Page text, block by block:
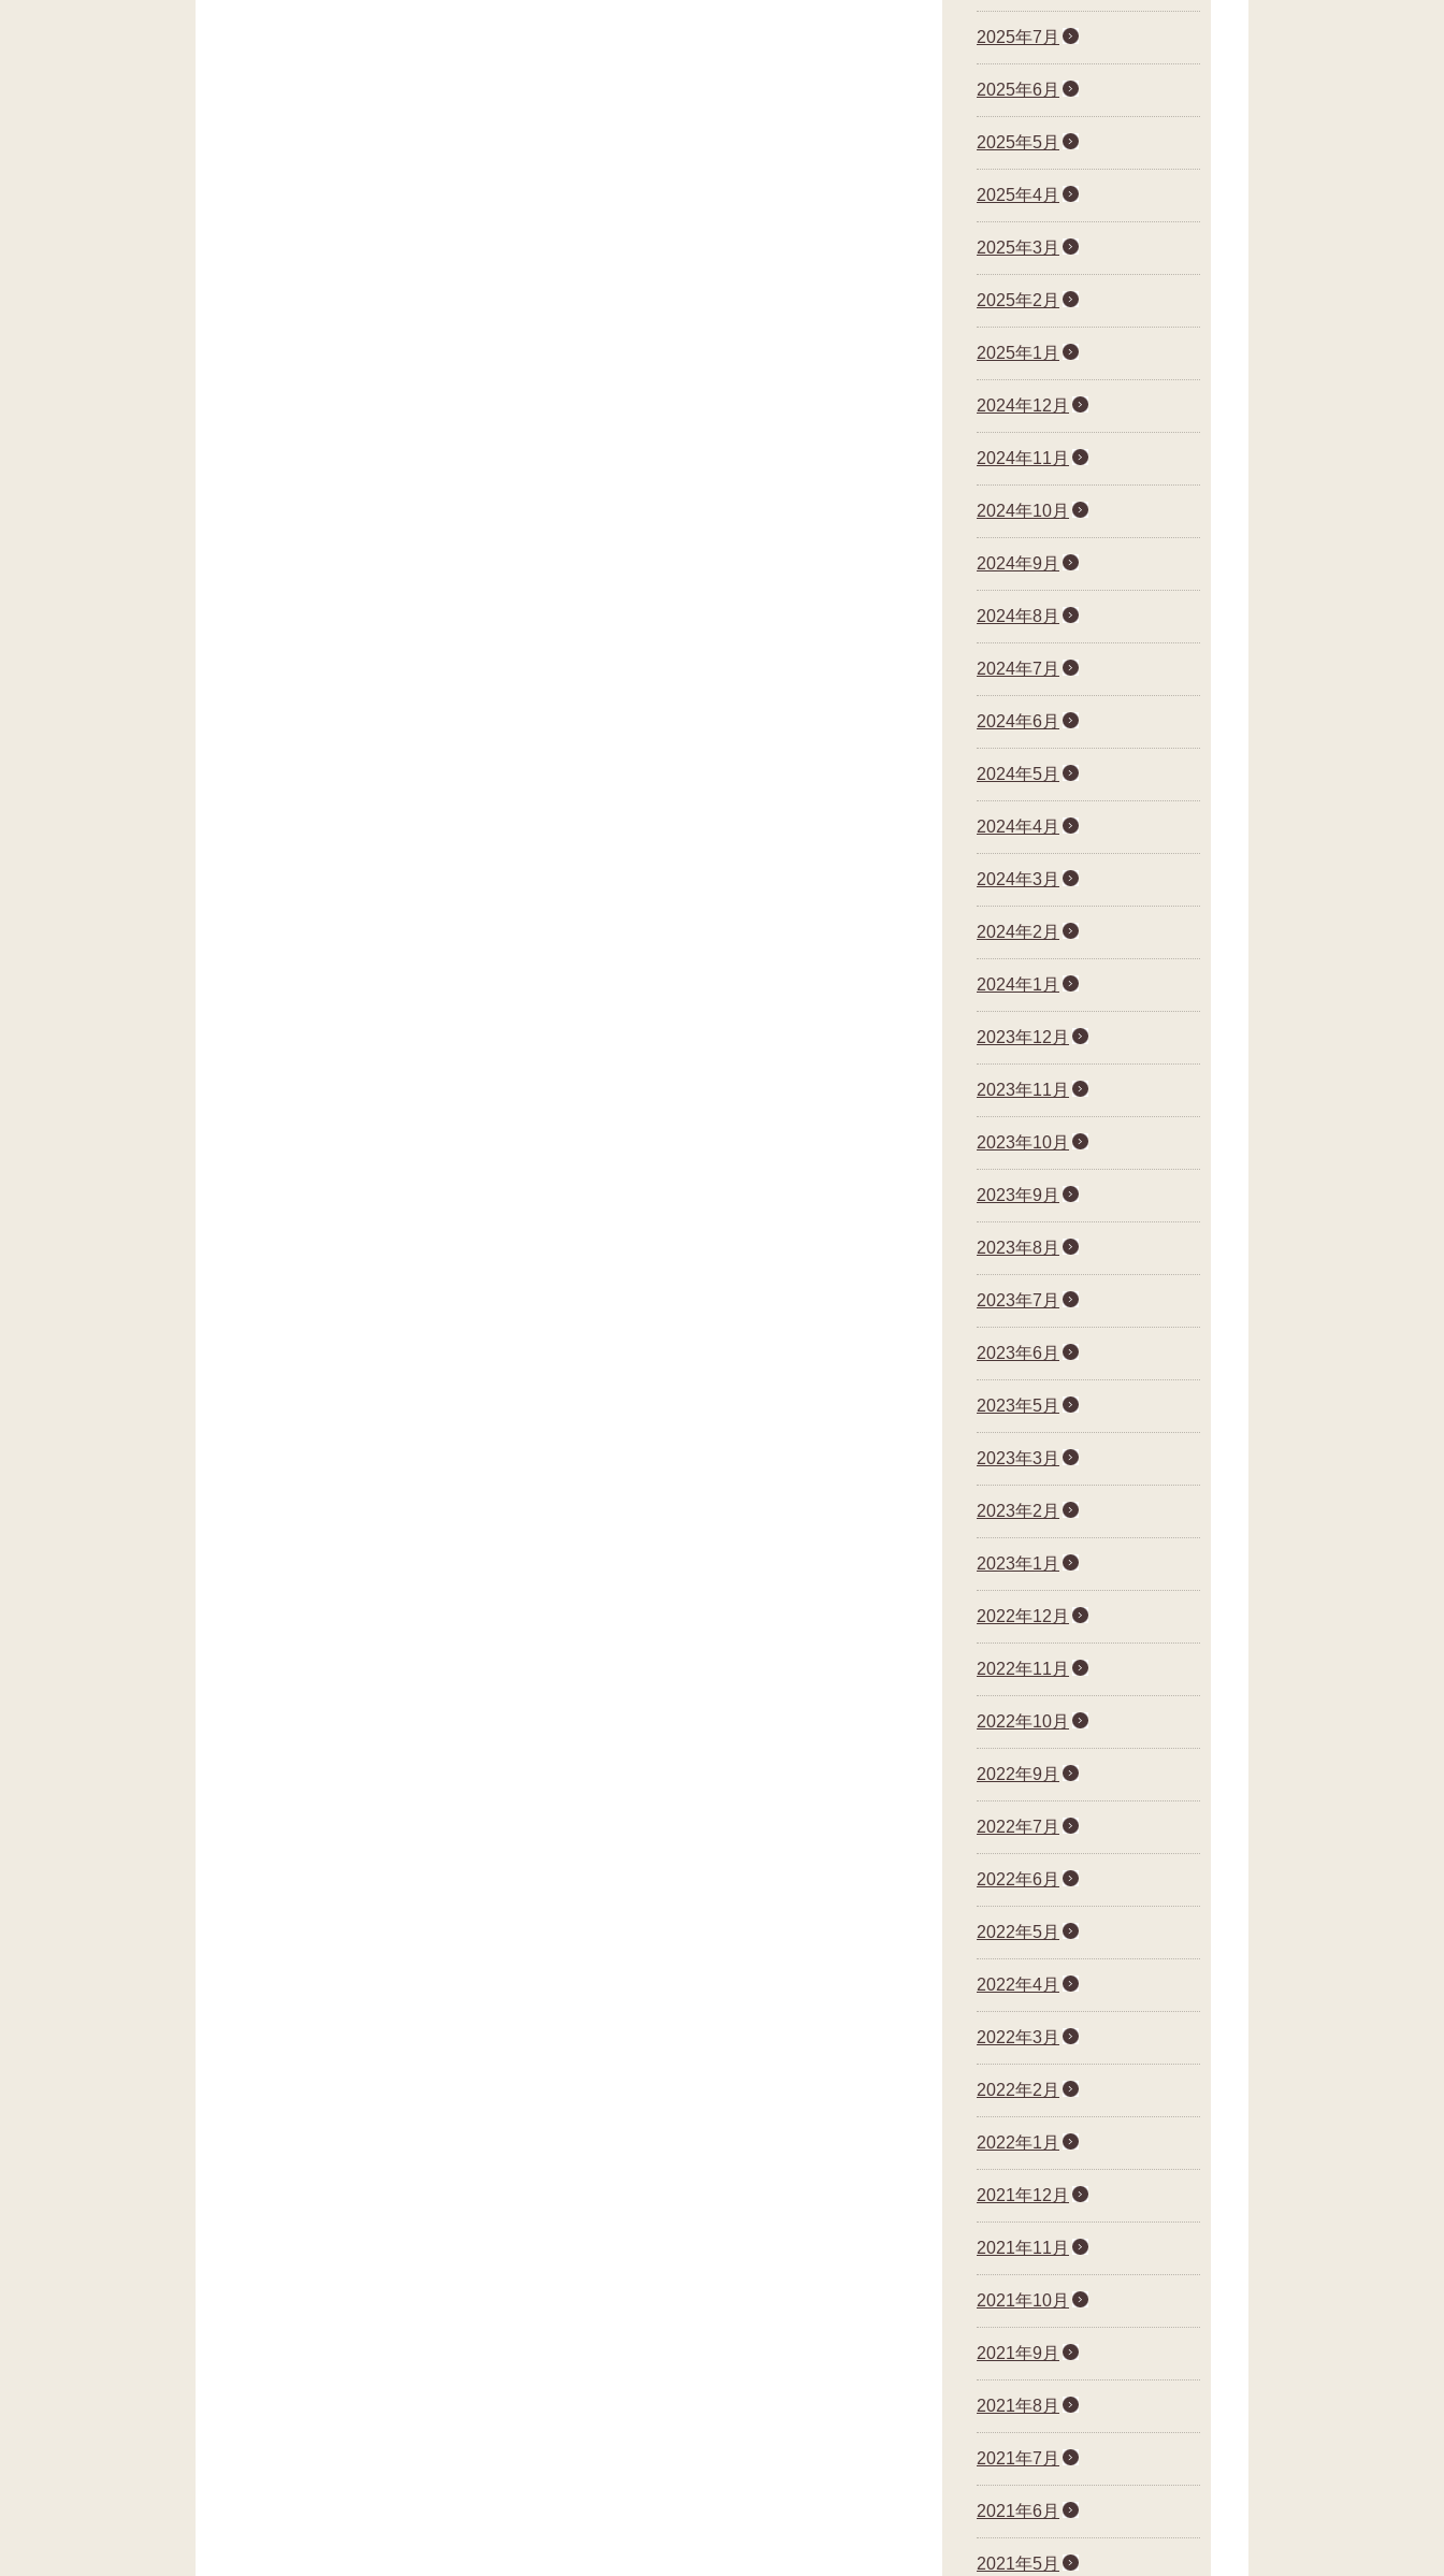
2025年7月
2025年6月
2025年5月
2025年4月
2025年3月
2025年2月
2025年1月
2024年12月
2024年11月
2024年10月
2024年9月
2024年8月
2024年7月
2024年6月
2024年5月
2024年4月
2024年3月
2024年2月
2024年1月
2023年12月
2023年11月
2023年10月
2023年9月
2023年8月
2023年7月
2023年6月
2023年5月
2023年3月
2023年2月
2023年1月
2022年12月
2022年11月
2022年10月
2022年9月
2022年7月
2022年6月
2022年5月
2022年4月
2022年3月
2022年2月
2022年1月
2021年12月
2021年11月
2021年10月
2021年9月
2021年8月
2021年7月
2021年6月
2021年5月